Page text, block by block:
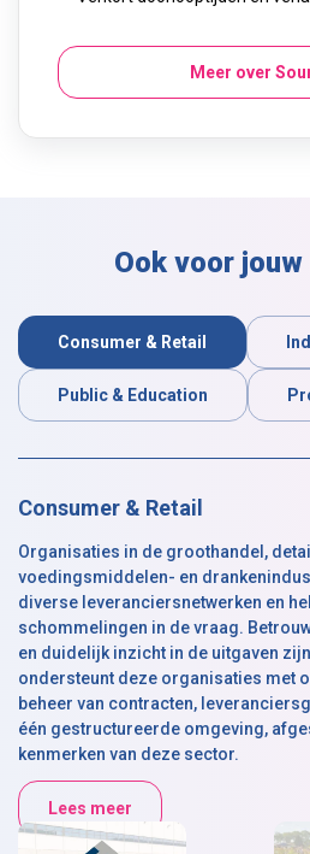
Meer over
Ook voor
Consumer & Retail
Public & Education
Consumer & Retail
Organisaties in de groothandel,
voedingsmiddelen- en
diverse leveranciersnetwerken en
schommelingen in de vraag.
en duidelijk inzicht in de uitgaven
ondersteunt deze organisaties met
beheer van contracten,
één gestructureerde omgeving,
kenmerken van deze sector.
Lees meer